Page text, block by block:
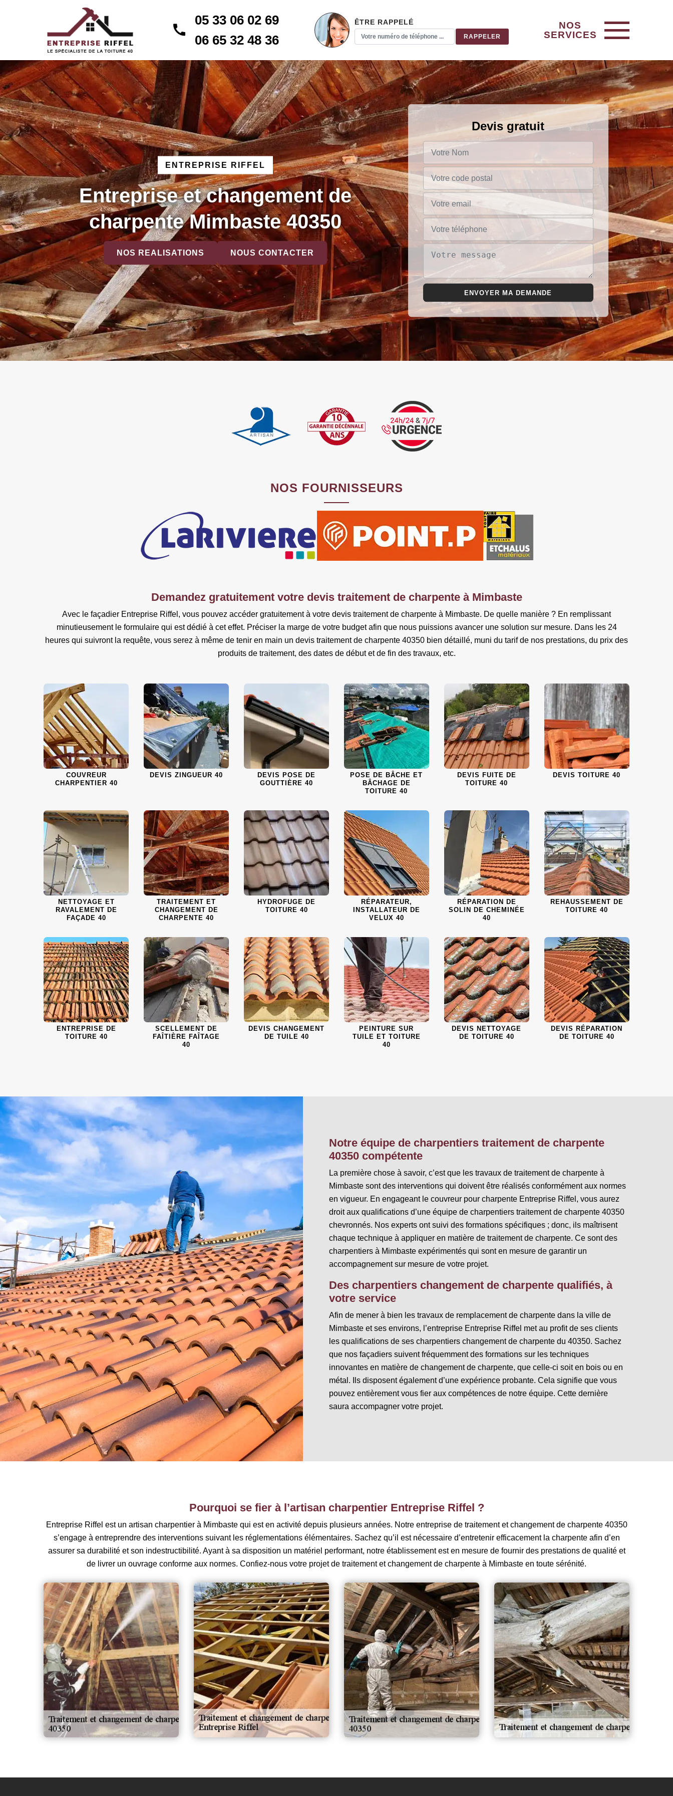
05 33 06 02 69
06 65 32 48 36
ÊTRE RAPPELÉ
NOS
SERVICES
ENTREPRISE RIFFEL
Entreprise et changement de
charpente Mimbaste 40350
NOS REALISATIONS NOUS CONTACTER
Devis gratuit
NOS FOURNISSEURS
Demandez gratuitement votre devis traitement de charpente à Mimbaste
Avec le façadier Entreprise Riffel, vous pouvez accéder gratuitement à votre devis traitement de charpente à Mimbaste. De quelle manière ? En remplissant
minutieusement le formulaire qui est dédié à cet effet. Préciser la marge de votre budget afin que nous puissions avancer une solution sur mesure. Dans les 24
heures qui suivront la requête, vous serez à même de tenir en main un devis traitement de charpente 40350 bien détaillé, muni du tarif de nos prestations, du prix des
produits de traitement, des dates de début et de fin des travaux, etc.
COUVREUR
CHARPENTIER 40
DEVIS ZINGUEUR 40
DEVIS POSE DE
GOUTTIÈRE 40
POSE DE BÂCHE ET
BÂCHAGE DE
TOITURE 40
DEVIS FUITE DE
TOITURE 40
DEVIS TOITURE 40
NETTOYAGE ET
RAVALEMENT DE
FAÇADE 40
TRAITEMENT ET
CHANGEMENT DE
CHARPENTE 40
HYDROFUGE DE
TOITURE 40
RÉPARATEUR,
INSTALLATEUR DE
VELUX 40
RÉPARATION DE
SOLIN DE CHEMINÉE
40
REHAUSSEMENT DE
TOITURE 40
ENTREPRISE DE
TOITURE 40
SCELLEMENT DE
FAÎTIÈRE FAÎTAGE
40
DEVIS CHANGEMENT
DE TUILE 40
PEINTURE SUR
TUILE ET TOITURE
40
DEVIS NETTOYAGE
DE TOITURE 40
DEVIS RÉPARATION
DE TOITURE 40
Notre équipe de charpentiers traitement de charpente
40350 compétente
La première chose à savoir, c’est que les travaux de traitement de charpente à
Mimbaste sont des interventions qui doivent être réalisés conformément aux normes
en vigueur. En engageant le couvreur pour charpente Entreprise Riffel, vous aurez
droit aux qualifications d’une équipe de charpentiers traitement de charpente 40350
chevronnés. Nos experts ont suivi des formations spécifiques ; donc, ils maîtrisent
chaque technique à appliquer en matière de traitement de charpente. Ce sont des
charpentiers à Mimbaste expérimentés qui sont en mesure de garantir un
accompagnement sur mesure de votre projet.
Des charpentiers changement de charpente qualifiés, à
votre service
Afin de mener à bien les travaux de remplacement de charpente dans la ville de
Mimbaste et ses environs, l’entreprise Entreprise Riffel met au profit de ses clients
les qualifications de ses charpentiers changement de charpente du 40350. Sachez
que nos façadiers suivent fréquemment des formations sur les techniques
innovantes en matière de changement de charpente, que celle-ci soit en bois ou en
métal. Ils disposent également d’une expérience probante. Cela signifie que vous
pouvez entièrement vous fier aux compétences de notre équipe. Cette dernière
saura accompagner votre projet.
Pourquoi se fier à l’artisan charpentier Entreprise Riffel ?
Entreprise Riffel est un artisan charpentier à Mimbaste qui est en activité depuis plusieurs années. Notre entreprise de traitement et changement de charpente 40350
s’engage à entreprendre des interventions suivant les réglementations élémentaires. Sachez qu’il est nécessaire d’entretenir efficacement la charpente afin d’en
assurer sa durabilité et son indestructibilité. Ayant à sa disposition un matériel performant, notre établissement est en mesure de fournir des prestations de qualité et
de livrer un ouvrage conforme aux normes. Confiez-nous votre projet de traitement et changement de charpente à Mimbaste en toute sérénité.